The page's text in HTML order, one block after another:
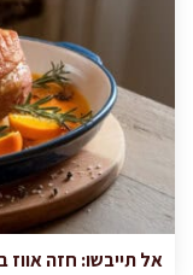
אל תייבשו: חזה אווז